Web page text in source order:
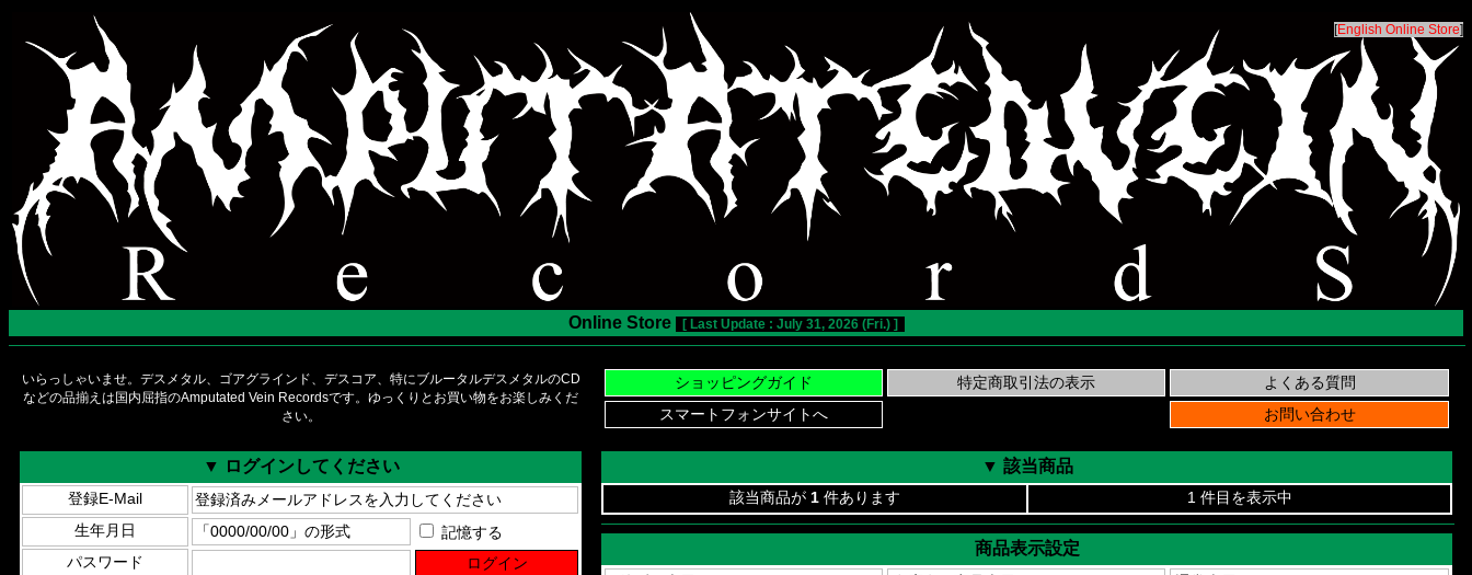
[English Online Store]
Online Store [ Last Update : July 31, 2026 (Fri.) ]
いらっしゃいませ。デスメタル、ゴアグラインド、デスコア、特にブルータルデスメタルのCD
などの品揃えは国内屈指のAmputated Vein Recordsです。ゆっくりとお買い物をお楽しみくだ
さい。
▼ ログインしてください
登録E-Mail
生年月日
記憶する
パスワード
▼ 該当商品
該当商品が 1 件あります 1 件目を表示中
商品表示設定